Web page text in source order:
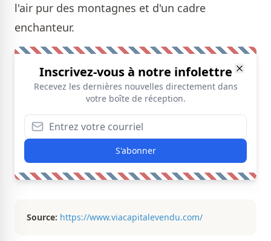
l'air pur des montagnes et d'un cadre
enchanteur.
Inscrivez-vous à notre infolettre
Recevez les dernières nouvelles directement dans
votre boîte de réception.
S'abonner
Source: https://www.viacapitalevendu.com/